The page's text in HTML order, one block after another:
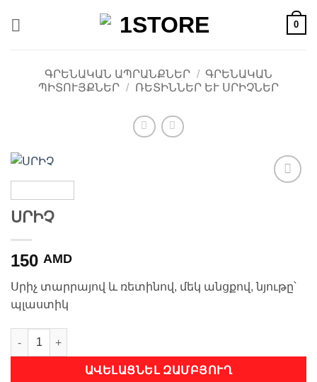
0
ԳՐԵՆԱԿԱՆ ԱՊՐԱՆՔՆԵՐ / ԳՐԵՆԱԿԱՆ
ՊԻՏՈՒՅՔՆԵՐ / ՌԵՏԻՆՆԵՐ ԵՒ ՍՐԻՉՆԵՐ
ՍՐԻՉ
150 AMD
Սրիչ տարրայով և ռետինով, մեկ անցքով, նյութը՝
պլաստիկ
ՍՐԻՉ quantity
ԱՎԵԼԱՑՆԵԼ ԶԱՄԲՅՈՒՂ